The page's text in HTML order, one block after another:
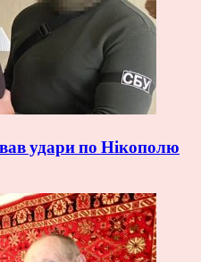
удари по Нікополю